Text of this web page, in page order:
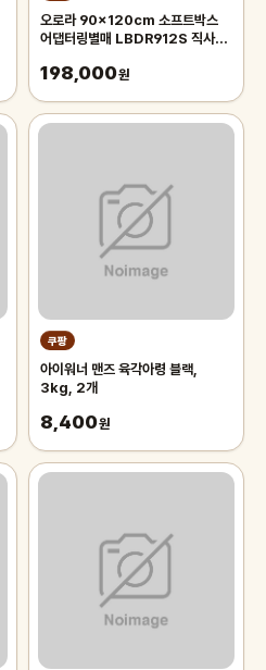
오로라 90x120cm 소프트박스
어댑터링별매 LBDR912S 직사각
오로라 90x120
198,000원
쿠팡
아이워너 맨즈 육각아령 블랙,
3kg, 2개
8,400원